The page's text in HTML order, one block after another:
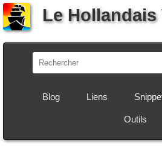
Le Hollandais
Blog Liens
Outils